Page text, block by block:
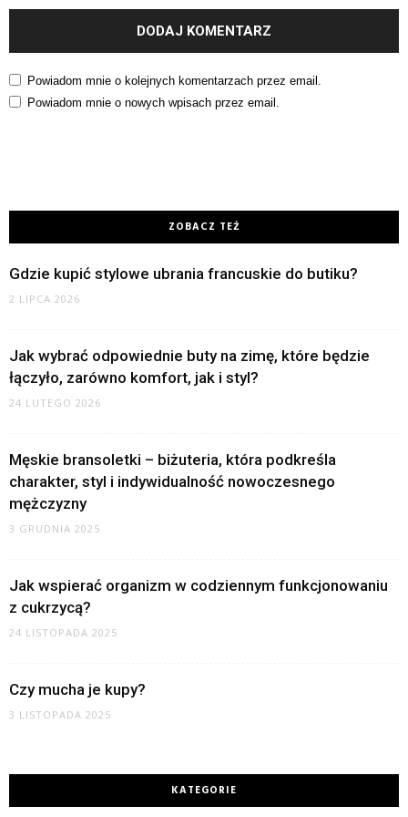
Powiadom mnie o kolejnych komentarzach przez email.
Powiadom mnie o nowych wpisach przez email.
ZOBACZ TEŻ
Gdzie kupić stylowe ubrania francuskie do butiku?
2 LIPCA 2026
Jak wybrać odpowiednie buty na zimę, które będzie
łączyło, zarówno komfort, jak i styl?
24 LUTEGO 2026
Męskie bransoletki – biżuteria, która podkreśla
charakter, styl i indywidualność nowoczesnego
mężczyzny
3 GRUDNIA 2025
Jak wspierać organizm w codziennym funkcjonowaniu
z cukrzycą?
24 LISTOPADA 2025
Czy mucha je kupy?
3 LISTOPADA 2025
KATEGORIE